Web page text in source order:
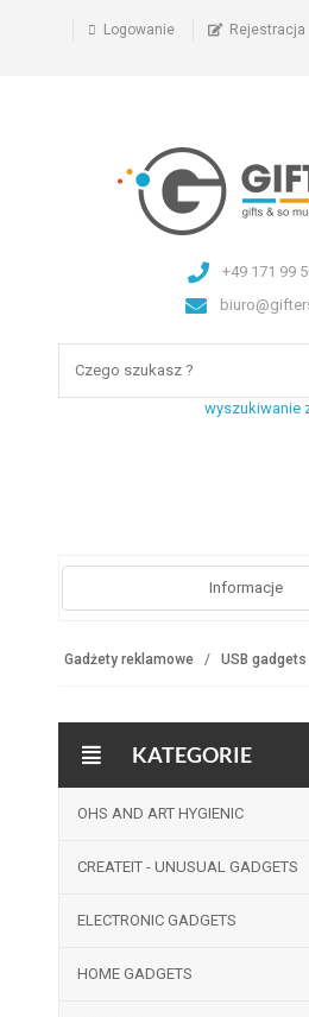
Logowanie Rejestracja
+49 171 99
wyszukiwanie
Informacje
Gadżety reklamowe USB gadgets
KATEGORIE
OHS AND ART HYGIENIC
CREATEIT - UNUSUAL GADGETS
ELECTRONIC GADGETS
HOME GADGETS